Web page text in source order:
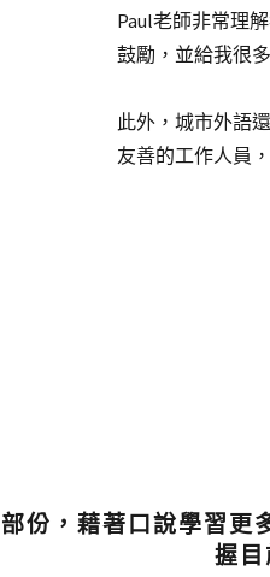
Paul老師非常理
鼓勵，並給我很
此外，城市外語
友善的工作人員
份，藉著口說學習更
握